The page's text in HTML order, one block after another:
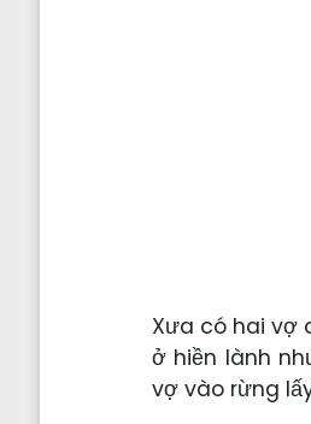
Xưa có hai vợ
ở hiền lành
vợ vào rừng